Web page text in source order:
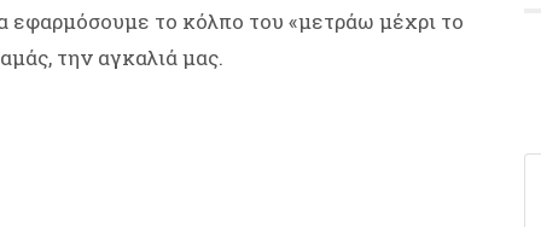
το κόλπο του «μετράω μέχρι το
την αγκαλιά μας.